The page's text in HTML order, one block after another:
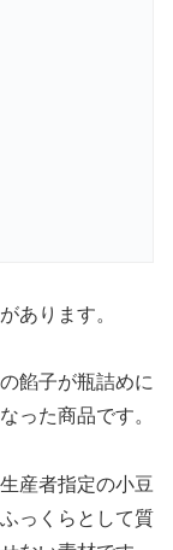
あります。
餡子が瓶詰めに
った商品です。
産者指定の小豆
っくらとして質